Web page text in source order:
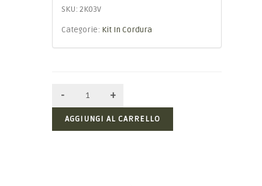
SKU: 2K03V
Categorie: Kit In Cordura
AGGIUNGI AL CARRELLO